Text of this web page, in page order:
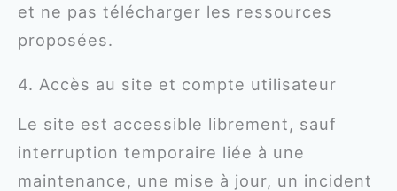
et ne pas télécharger les ressources
proposées.
4. Accès au site et compte utilisateur
Le site est accessible librement, sauf
interruption temporaire liée à une
maintenance, une mise à jour, un incident